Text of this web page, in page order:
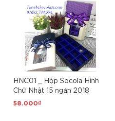
HNC01 _ Hộp Socola Hình
Chữ Nhật 15 ngăn 2018
58.000₫